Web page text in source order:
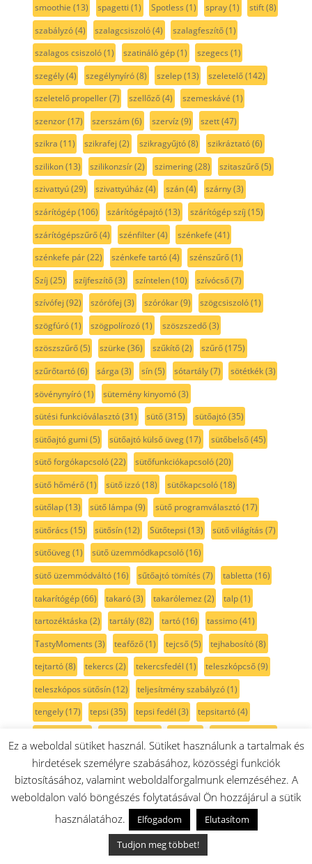
smoothie (13) spagetti (1) Spotless (1) spray(1) stift(8)
szabályzó(4) szalagcsiszoló(4) szalagfeszítő(1)
szalagos csiszoló(1) szatináló gép(1) szegecs (1)
szegély(4) szegélynyíró(8) szelep(13) szeletelő(142)
szeletelő propeller(7) szellőző(4) szemeskávé (1)
szenzor(17) szerszám(6) szervíz (9) szett(47)
szikra (11) szikrafej (2) szikragyűjtó(8) szikráztató(6)
szilikon(13) szilikonzsír(2) szimering(28) szitaszűrő(5)
szivattyú(29) szivattyúház (4) szán(4) szárny(3)
szárítógép(106) szárítógépajtó(13) szárítógép szíj (15)
szárítógépszűrő(4) szénfilter(4) szénkefe (41)
szénkefe pár(22) szénkefe tartó(4) szénszűrő(1)
Szíj (25) szíjfeszítő(3) színtelen(10) szívócső(7)
szívófej (92) szórófej (3) szórókar(9) szögcsiszoló(1)
szögfúró(1) szögpolírozó(1) szöszszedő(3)
szöszszűrő(5) szürke (36) szűkítő(2) szűrő(175)
szűrőtartó(6) sárga (3) sín(5) sótartály(7) sötétkék(3)
sövénynyíró(1) sütemény kinyomó(3)
sütési funkcióválasztó(31) sütő(315) sütőajtó(35)
sütőajtó gumi (5) sütőajtó külső üveg(17) sütőbelső(45)
sütő forgókapcsoló(22) sütőfunkciókapcsoló(20)
sütő hőmérő(1) sütő izzó(18) sütőkapcsoló(18)
sütőlap(13) sütő lámpa (9) sütő programválasztó(17)
sütőrács (15) sütősín(12) Sütőtepsi (13) sütő világítás (7)
sütőüveg(1) sütő üzemmódkapcsoló(16)
sütő üzemmódváltó(16) sűtőajtó tömítés (7) tabletta (16)
takarítógép(66) takaró(3) takarólemez (2) talp(1)
tartozéktáska (2) tartály(82) tartó(16) tassimo(41)
TastyMoments (3) teafőző(1) tejcső(5) tejhabosító(8)
tejtartó(8) tekercs (2) tekercsfedél (1) teleszkópcső(9)
teleszkópos sütősín(12) teljesítmény szabályzó(1)
tengely(17) tepsi (35) tepsi fedél (3) tepsitartó(4)
tisztavízcső
tisztító tisztítószer (31) To Go (3)
ToGo pohár(14) tojástartó(2) toldócső(7) tolóka(11)
tolókar (3) transzformátor (4) Tronic(37)
Tronic bojler(39) turbókefe(38) turmix (70) tál(44)
tálca(15) tálfedél(21)
Ez a weboldal sütiket használ. Sütiket használunk a tartalmak és
hirdetések személyre szabásához, közösségi funkciók
biztosításához, valamint weboldalforgalmunk elemzéséhez. A
weboldalon való böngészés folytatásával Ön hozzájárul a sütik
használatához.
Elfogadom
Elutasítom
Tudjon meg többet!